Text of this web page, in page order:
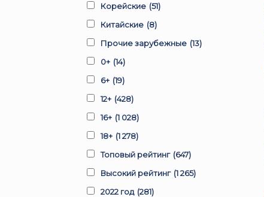
Корейские (51)
Китайские (8)
Прочие зарубежные (13)
0+ (14)
6+ (19)
12+ (428)
16+ (1 028)
18+ (1 278)
Топовый рейтинг (647)
Высокий рейтинг (1 265)
2022 год (281)